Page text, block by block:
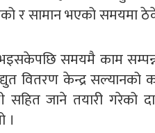
र सामान भएको समयमा
समयमै काम
वितरण केन्द्र
सहित जाने तयारी गरेको
।